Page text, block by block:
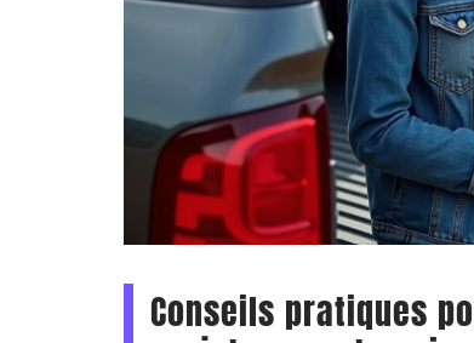
Conseils pratiques